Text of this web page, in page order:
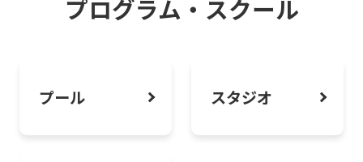
スタジオオンライン予約システムご利用
方法について
プログラム・スクール
プール スタジオ